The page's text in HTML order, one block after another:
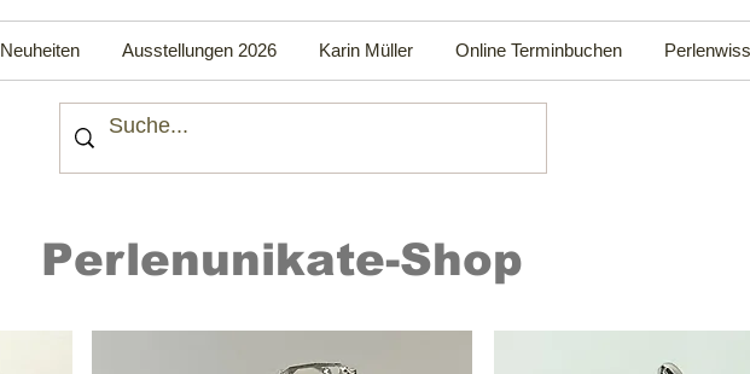
Neuheiten Ausstellungen 2026 Karin Müller Online Terminbuchen
Perlenunikate-Shop